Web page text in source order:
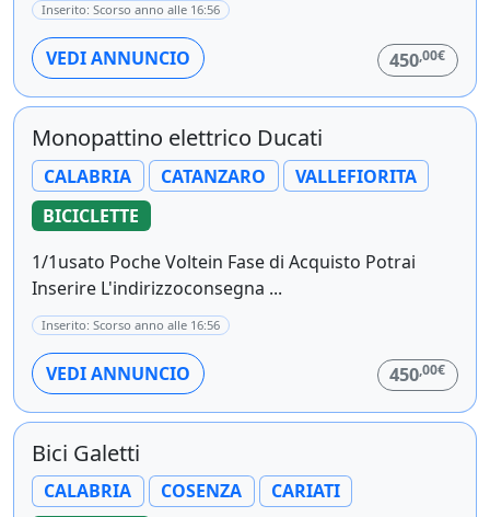
Inserito: Scorso anno alle 16:56
VEDI ANNUNCIO 450,00€
Monopattino elettrico Ducati
CALABRIA CATANZARO
VALLEFIORITA
BICICLETTE
1/1usato Poche Voltein Fase di Acquisto Potrai
Inserire L'indirizzoconsegna ...
Inserito: Scorso anno alle 16:56
VEDI ANNUNCIO 450,00€
Bici Galetti
CALABRIA COSENZA
CARIATI